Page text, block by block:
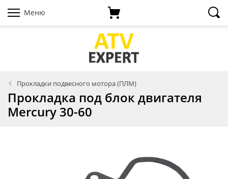
Меню
Прокладки подвесного мотора (ПЛМ)
Прокладка под блок двигателя
Mercury 30-60